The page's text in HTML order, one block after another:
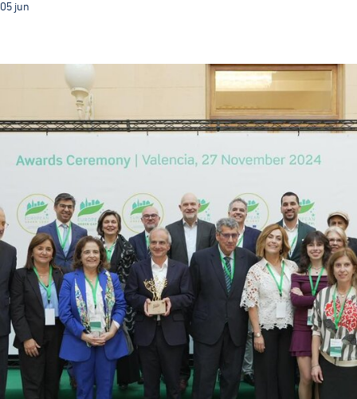
05 jun
Com o título de CVE 2026 Guimarães terá ainda